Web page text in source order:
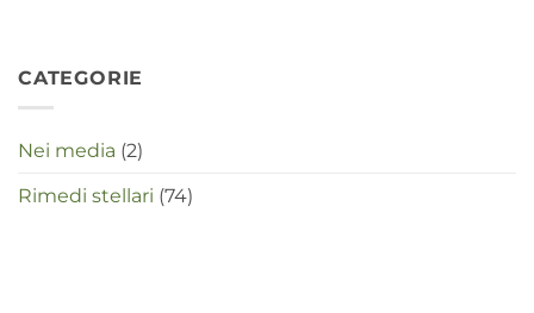
CATEGORIE
Nei media (2)
Rimedi stellari (74)